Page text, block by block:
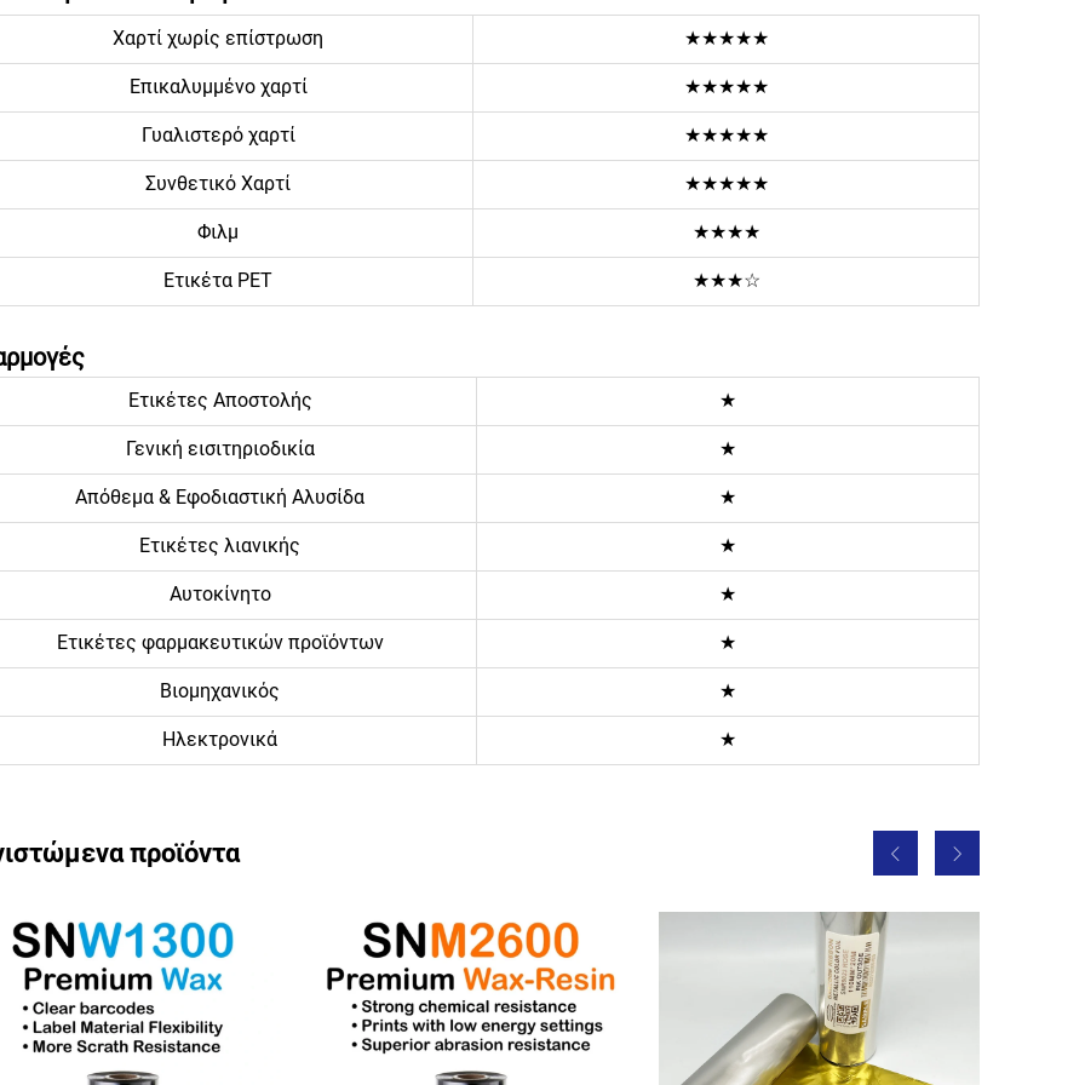
Χαρτί χωρίς επίστρωση ★★★★★
Επικαλυμμένο χαρτί ★★★★★
Γυαλιστερό χαρτί ★★★★★
Συνθετικό Χαρτί ★★★★★
Φιλμ ★★★★
Ετικέτα PET ★★★☆
Ετικέτες Αποστολής ★
Γενική εισιτηριοδικία ★
Απόθεμα & Εφοδιαστική Αλυσίδα ★
Ετικέτες λιανικής ★
Αυτοκίνητο ★
Ετικέτες φαρμακευτικών προϊόντων ★
Βιομηχανικός ★
Ηλεκτρονικά ★
προϊόντα